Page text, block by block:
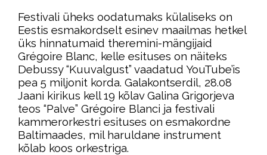
Festivali üheks oodatumaks külaliseks on
Eestis esmakordselt esinev maailmas hetkel
üks hinnatumaid theremini-mängijaid
Grégoire Blanc, kelle esituses on näiteks
Debussy “Kuuvalgust” vaadatud YouTube’is
pea 5 miljonit korda. Galakontserdil, 28.08
Jaani kirikus kell 19 kõlav Galina Grigorjeva
teos “Palve” Grégoire Blanci ja festivali
kammerorkestri esituses on esmakordne
Baltimaades, mil haruldane instrument
kõlab koos orkestriga.